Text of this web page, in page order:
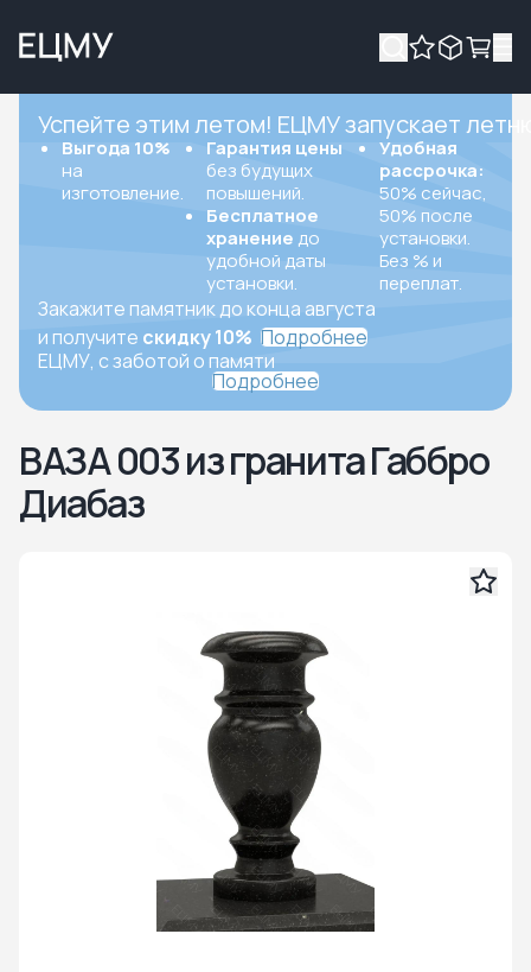
Успейте этим летом! ЕЦМУ запускает
Выгода 10%
на
изготовление.
Гарантия цены
без будущих
повышений.
Бесплатное
хранение до
удобной даты
установки.
Удобная
рассрочка:
50% сейчас,
50% после
установки.
Без % и
переплат.
Закажите памятник до конца августа
и получите скидку 10% Подробнее
ЕЦМУ, с заботой о памяти
Подробнее
ВАЗА 003 из гранита Габбро
Диабаз